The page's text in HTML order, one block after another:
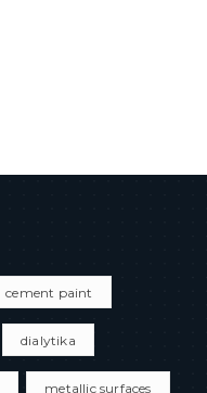
cement paint
dialytika
metallic surfaces